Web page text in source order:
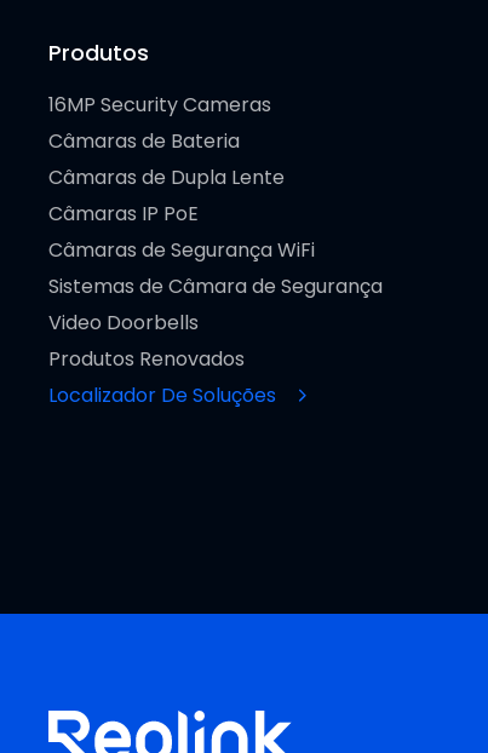
Produtos
16MP Security Cameras
Câmaras de Bateria
Câmaras de Dupla Lente
Câmaras IP PoE
Câmaras de Segurança WiFi
Sistemas de Câmara de Segurança
Video Doorbells
Produtos Renovados
Localizador De Soluções